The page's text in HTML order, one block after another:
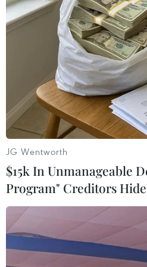
Vượt lên di chứng chất độc
da cam, chàng trai Đồng
Tháp tự tin làm chủ cuộc
đời
08/08/2026 06:00
Thổ Nhĩ Kỳ tăng cường
truy quét IS, bắt giữ hơn
100 nghi phạm
JG Wentworth
$15k In Unmanageable
Program" Creditors